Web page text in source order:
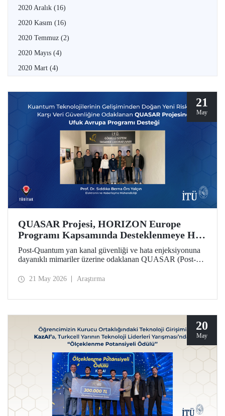
2020 Aralık (16)
2020 Kasım (16)
2020 Temmuz (2)
2020 Mayıs (4)
2020 Mart (4)
21
May
QUASAR Projesi, HORIZON Europe
Programı Kapsamında Desteklenmeye Hak
Kazandı
Post-Quantum yan kanal güvenliği ve hata enjeksiyonuna
dayanıklı mimariler üzerine odaklanan QUASAR (Post-
Architectures for RISC V Platforms) projesi, HORIZON
21 May 2026 Araştırma
20
May